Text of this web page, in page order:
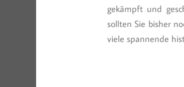
gekämpft und
sollten Sie bisher
viele spannende